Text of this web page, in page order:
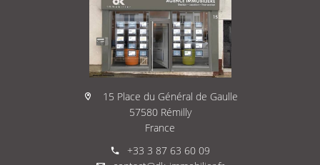
15 Place du Général de Gaulle
57580 Rémilly
France
+33 3 87 63 60 09